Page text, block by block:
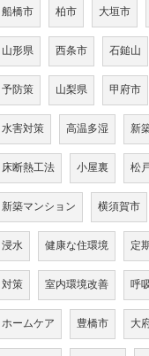
船橋市 柏市 大垣市
山形県 西条市 石鎚山
予防策 山梨県 甲府市
水害対策 高温多湿 新
床断熱工法 小屋裏 松
新築マンション 横須賀市
浸水 健康な住環境 定
対策 室内環境改善 呼
ホームケア 豊橋市 大